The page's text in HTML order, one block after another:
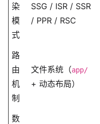
染
模
式
SSG / ISR / SSR
/ PPR / RSC
路
由
机
制
文件系统（app/
+ 动态布局）
数